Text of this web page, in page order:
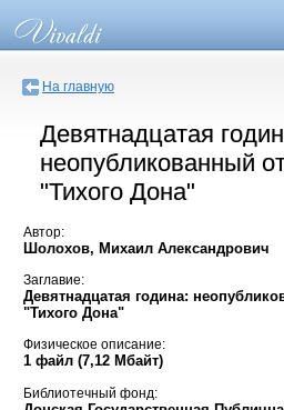
На главную
Девятнадцатая
неопубликованный
"Тихого Дона"
Автор:
Шолохов, Михаил Александрович
Заглавие:
Девятнадцатая година:
"Тихого Дона"
Физическое описание:
1 файл (7,12 Мбайт)
Библиотечный фонд: